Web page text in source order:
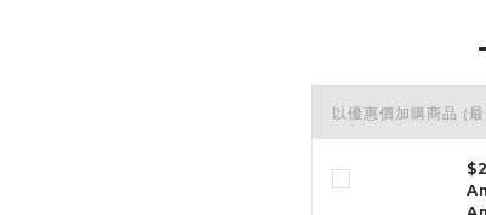
以優惠價加購商品 (